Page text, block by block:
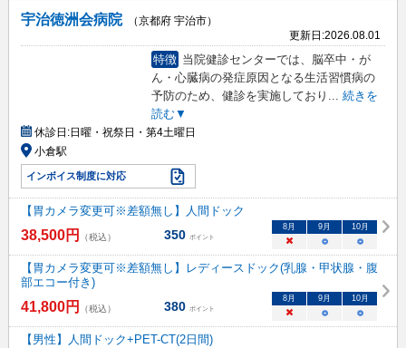
宇治徳洲会病院
（京都府 宇治市）
更新日:2026.08.01
特徴 当院健診センターでは、脳卒中・が
ん・心臓病の発症原因となる生活習慣病の
予防のため、健診を実施しており ... 続きを
読む▼
休診日:日曜・祝祭日・第4土曜日
小倉駅
インボイス制度に対応
【胃カメラ変更可※差額無し】人間ドック
38,500円 （税込） 350 ポイント
8月 9月 10月
× ○ ○
【胃カメラ変更可※差額無し】レディースドック(乳腺・甲状腺・腹
部エコー付き)
41,800円 （税込） 380 ポイント
8月 9月 10月
× ○ ○
【男性】人間ドック+PET-CT(2日間)